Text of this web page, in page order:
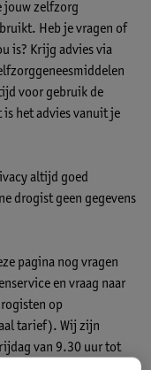
jouw zelfzorg
Heb je vragen of
is? Krijg advies via
voor gebruik de
het advies vanuit je
altijd goed
drogist geen gegevens
pagina nog vragen
en vraag naar
op
tarief). Wij zijn
van 9.30 uur tot